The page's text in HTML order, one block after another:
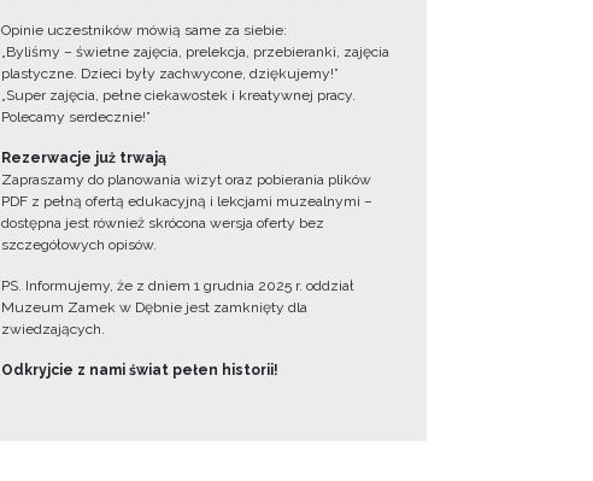
Opinie uczestników mówią same za siebie:
„Byliśmy – świetne zajęcia, prelekcja, przebieranki, zajęcia
plastyczne. Dzieci były zachwycone, dziękujemy!”
„Super zajęcia, pełne ciekawostek i kreatywnej pracy.
Polecamy serdecznie!”
Rezerwacje już trwają
Zapraszamy do planowania wizyt oraz pobierania plików
PDF z pełną ofertą edukacyjną i lekcjami muzealnymi –
dostępna jest również skrócona wersja oferty bez
szczegółowych opisów.
PS. Informujemy, że z dniem 1 grudnia 2025 r. oddział
Muzeum Zamek w Dębnie jest zamknięty dla
zwiedzających.
Odkryjcie z nami świat pełen historii!